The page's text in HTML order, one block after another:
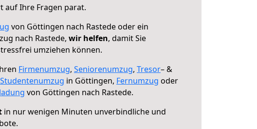
auf Ihre Fragen parat.
von Göttingen nach Rastede oder ein
nach Rastede, wir helfen, damit Sie
umziehen können.
Firmenumzug, Seniorenumzug, Tresor– &
Studentenumzug in Göttingen, Fernumzug oder
von Göttingen nach Rastede.
in nur wenigen Minuten unverbindliche und